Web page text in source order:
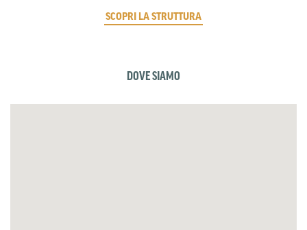
SCOPRI LA STRUTTURA
DOVE SIAMO